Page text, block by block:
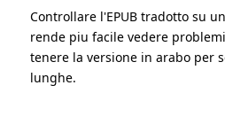
Controllare l'EPUB tradotto su
rende piu facile vedere
tenere la versione in arabo per
lunghe.